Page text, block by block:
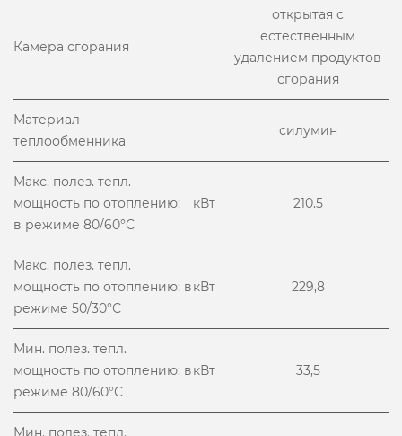
Камера сгорания
открытая с
естественным
удалением продуктов
сгорания
Материал
теплообменника
силумин
Макс. полез. тепл.
мощность по отоплению:
в режиме 80/60°С
кВт 210.5
Макс. полез. тепл.
мощность по отоплению: в
режиме 50/30°С
кВт 229,8
Мин. полез. тепл.
мощность по отоплению: в
режиме 80/60°С
кВт 33,5
Мин. полез. тепл.